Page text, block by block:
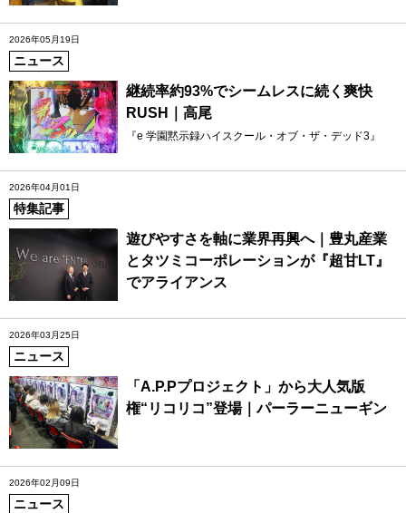
2026年05月19日
ニュース
継続率約93%でシームレスに続く爽快
RUSH｜高尾
『e 学園黙示録ハイスクール・オブ・ザ・デッド3』
2026年04月01日
特集記事
遊びやすさを軸に業界再興へ｜豊丸産業
とタツミコーポレーションが『超甘LT』
でアライアンス
2026年03月25日
ニュース
「A.P.Pプロジェクト」から大人気版
権“リコリコ”登場｜パーラーニューギン
2026年02月09日
ニュース